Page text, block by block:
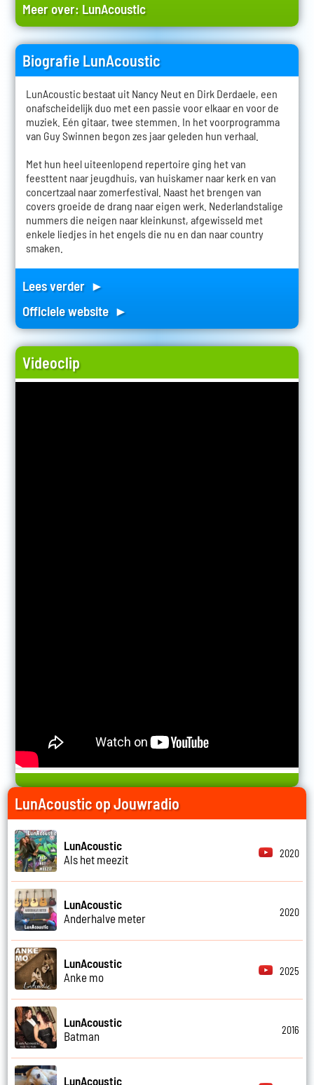
Meer over: LunAcoustic
Biografie LunAcoustic
LunAcoustic bestaat uit Nancy Neut en Dirk Derdaele, een
onafscheidelijk duo met een passie voor elkaar en voor de
muziek. Eén gitaar, twee stemmen. In het voorprogramma
van Guy Swinnen begon zes jaar geleden hun verhaal.
Met hun heel uiteenlopend repertoire ging het van
feesttent naar jeugdhuis, van huiskamer naar kerk en van
concertzaal naar zomerfestival. Naast het brengen van
covers groeide de drang naar eigen werk. Nederlandstalige
nummers die neigen naar kleinkunst, afgewisseld met
enkele liedjes in het engels die nu en dan naar country
smaken.
Lees verder ►
Officiele website ►
Videoclip
LunAcoustic op Jouwradio
LunAcoustic
Als het meezit
2020
LunAcoustic
Anderhalve meter
2020
LunAcoustic
Anke mo
2025
LunAcoustic
Batman
2016
LunAcoustic